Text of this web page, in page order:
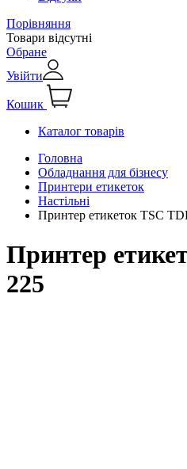
Порівняння
Товари відсутні
Обране
Увійти
Кошик
Каталог товарів
Головна
Обладнання для бізнесу
Принтери етикеток
Настільні
Принтер етикеток TSC
Принтер
225